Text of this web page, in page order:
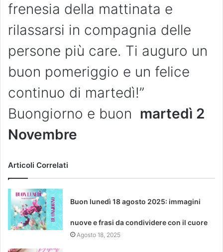
frenesia della mattinata e
rilassarsi in compagnia delle
persone più care. Ti auguro un
buon pomeriggio e un felice
continuo di martedì!”
Buongiorno e buon martedì 2
Novembre
Articoli Correlati
Buon lunedì 18 agosto 2025: immagini
nuove e frasi da condividere con il cuore
Agosto 18, 2025